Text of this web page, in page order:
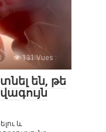
131 Vues :
են, թե
և